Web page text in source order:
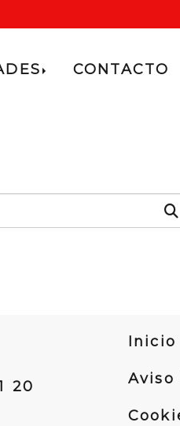
CONTACTO
20
Inicio
Aviso